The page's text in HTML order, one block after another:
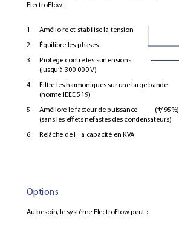
ElectroFlow :
1.
Amélio re et stabilise la tension
2.
Équilibre les phases
3.
Protège contre les surtensions
(jusqu’à 300 000 V)
4.
Filtre les harmoniques sur une large bande
(norme IEEE 519)
5.
Améliore le facteur de puissance (+/-95%)
(sans les e ets néfastes des condensateurs)
6.
Relâche de l a capacité en KVA
Options
Au besoin, le système ElectroFlow peut :